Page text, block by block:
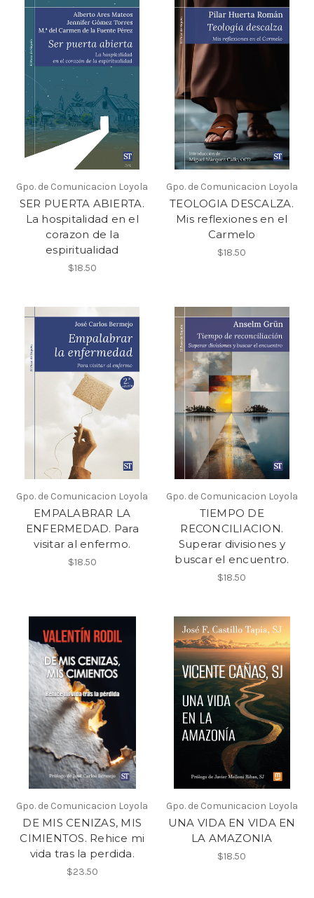
Gpo. de Comunicacion Loyola
SER PUERTA ABIERTA.
La hospitalidad en el
corazon de la
espiritualidad
$18.50
Gpo. de Comunicacion Loyola
TEOLOGIA DESCALZA.
Mis reflexiones en el
Carmelo
$18.50
Gpo. de Comunicacion Loyola
EMPALABRAR LA
ENFERMEDAD. Para
visitar al enfermo.
$18.50
Gpo. de Comunicacion Loyola
TIEMPO DE
RECONCILIACION.
Superar divisiones y
buscar el encuentro.
$18.50
Gpo. de Comunicacion Loyola
DE MIS CENIZAS, MIS
CIMIENTOS. Rehice mi
vida tras la perdida.
$23.50
Gpo. de Comunicacion Loyola
UNA VIDA EN VIDA EN
LA AMAZONIA
$18.50